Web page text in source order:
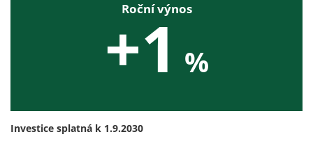
Roční výnos
+1 %
Investice splatná k 1.9.2030